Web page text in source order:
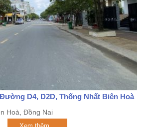
D4, D2D, Thống Nhất Biên Hoà
Hoà, Đồng Nai